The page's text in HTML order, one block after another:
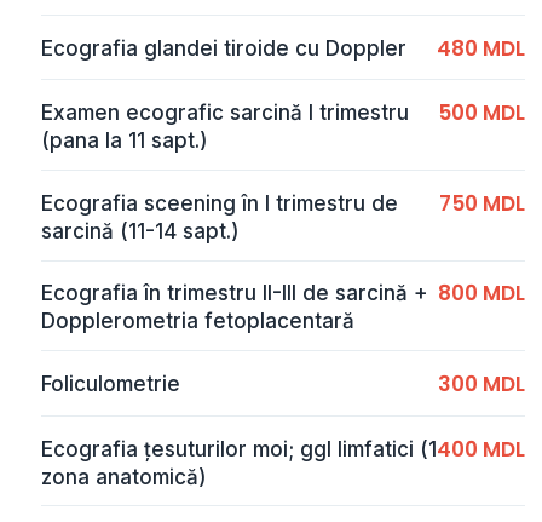
Ecografia glandei tiroide cu Doppler 480 MDL
Examen ecografic sarcină I trimestru
(pana la 11 sapt.)
500 MDL
Ecografia sceening în I trimestru de
sarcină (11-14 sapt.)
750 MDL
Ecografia în trimestru II-III de sarcină +
Dopplerometria fetoplacentară
800 MDL
Foliculometrie 300 MDL
Ecografia țesuturilor moi; ggl limfatici (1
zona anatomică)
400 MDL